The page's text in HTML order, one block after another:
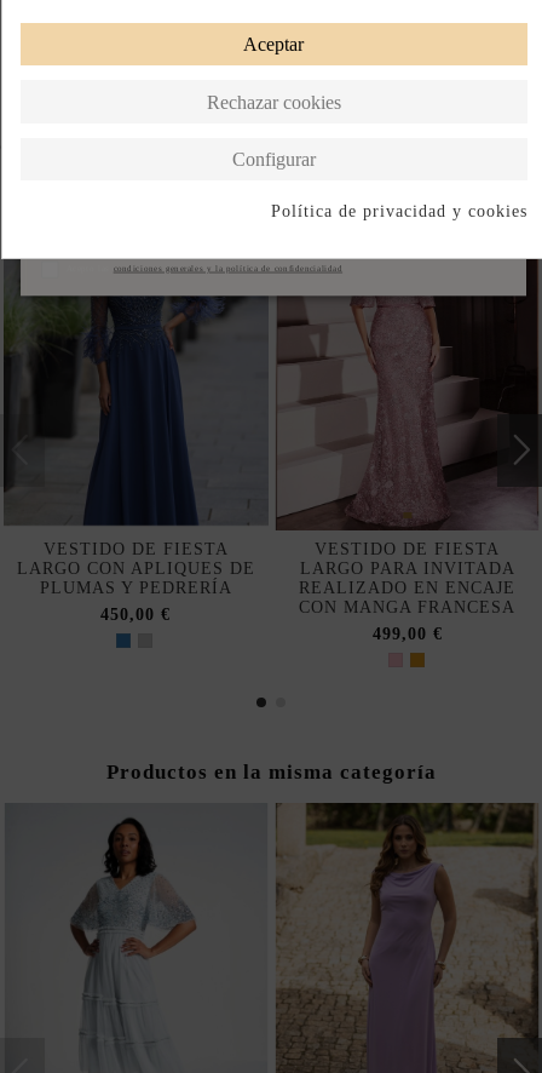
DESCRIPCIÓN
VESTIDO DE FIESTA
LARGO CON APLIQUES DE
PLUMAS Y PEDRERÍA
450,00 €
VESTIDO DE FIESTA
LARGO PARA INVITADA
REALIZADO EN ENCAJE
CON MANGA FRANCESA
499,00 €
Productos en la misma categoría
condiciones generales y la política de confidencialidad
Aceptar
Rechazar cookies
Configurar
Política de privacidad y cookies